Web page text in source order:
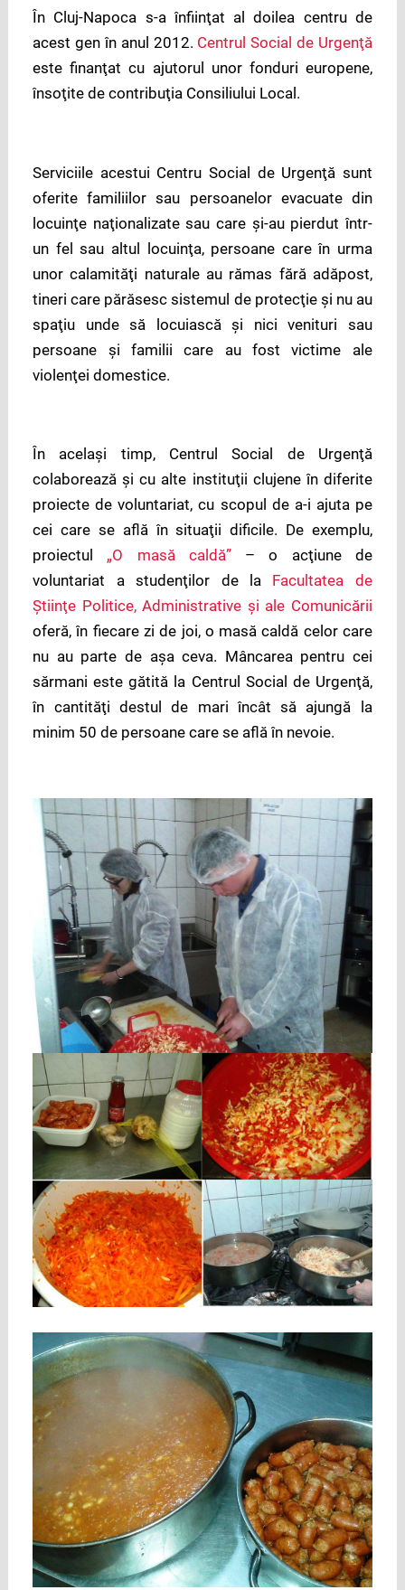
În Cluj-Napoca s-a înfiinţat al doilea centru de
acest gen în anul 2012. Centrul Social de Urgenţă
este finanţat cu ajutorul unor fonduri europene,
însoţite de contribuţia Consiliului Local.
Serviciile acestui Centru Social de Urgenţă sunt
oferite familiilor sau persoanelor evacuate din
locuinţe naţionalizate sau care şi-au pierdut într-
un fel sau altul locuinţa, persoane care în urma
unor calamităţi naturale au rămas fără adăpost,
tineri care părăsesc sistemul de protecţie şi nu au
spaţiu unde să locuiască şi nici venituri sau
persoane şi familii care au fost victime ale
violenţei domestice.
În acelaşi timp, Centrul Social de Urgenţă
colaborează şi cu alte instituţii clujene în diferite
proiecte de voluntariat, cu scopul de a-i ajuta pe
cei care se află în situaţii dificile. De exemplu,
proiectul „O masă caldă” – o acţiune de
voluntariat a studenţilor de la Facultatea de
Ştiinţe Politice, Administrative şi ale Comunicării
oferă, în fiecare zi de joi, o masă caldă celor care
nu au parte de aşa ceva. Mâncarea pentru cei
sărmani este gătită la Centrul Social de Urgenţă,
în cantităţi destul de mari încât să ajungă la
minim 50 de persoane care se află în nevoie.